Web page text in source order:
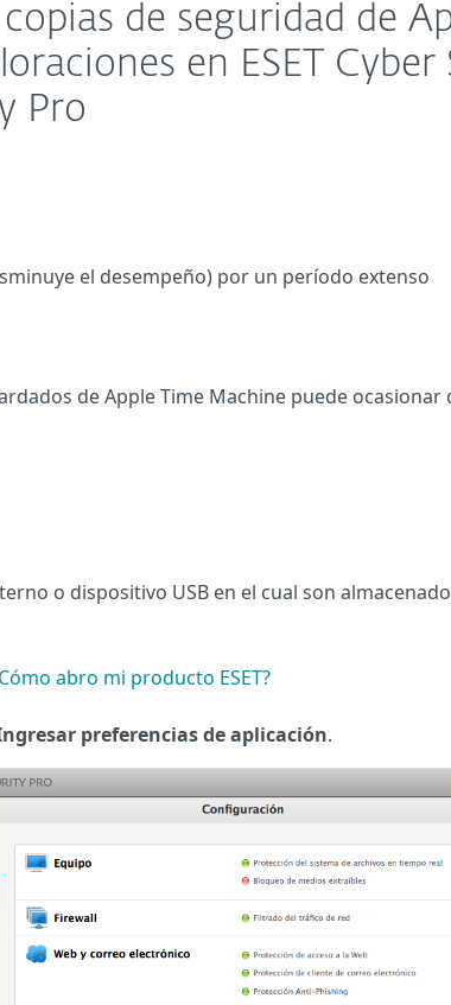
copias de seguridad de
en ESET Cyber
Pro
el desempeño) por un período extenso
de Apple Time Machine puede ocasionar
o dispositivo USB en el cual son
abro mi producto ESET?
preferencias de aplicación.